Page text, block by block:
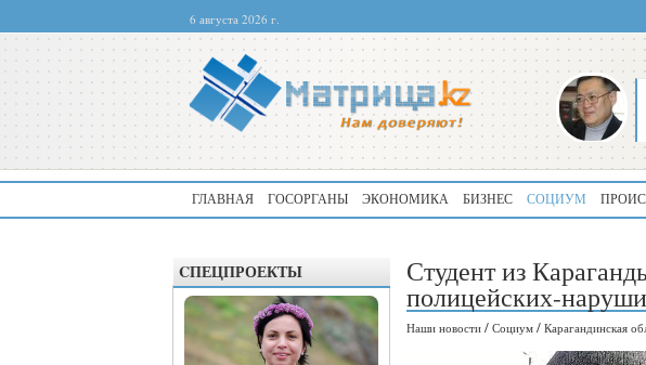
6 августа 2026 г.
ГЛАВНАЯ ГОСОРГАНЫ ЭКОНОМИКА БИЗНЕС СОЦИУМ
CПЕЦПРОЕКТЫ Студент из
полицейских-
Наши новости / Социум / Карагандинская